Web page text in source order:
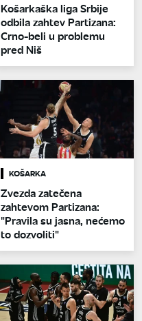
Košarkaška liga Srbije
odbila zahtev Partizana:
Crno-beli u problemu
pred Niš
KOŠARKA
Zvezda zatečena
zahtevom Partizana:
"Pravila su jasna, nećemo
to dozvoliti"